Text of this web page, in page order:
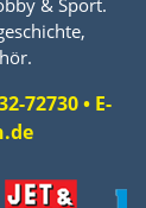
72730 • E-